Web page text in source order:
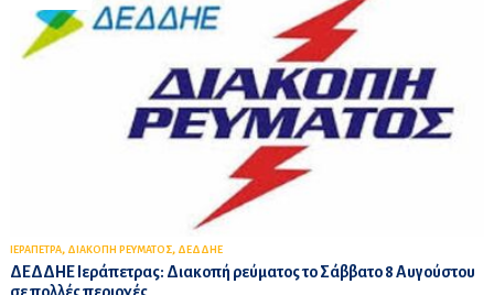
ΙΕΡΑΠΕΤΡΑ, ΔΙΑΚΟΠΗ ΡΕΥΜΑΤΟΣ, ΔΕΔΔΗΕ
ΔΕΔΔΗΕ Ιεράπετρας: Διακοπή ρεύματος το Σάββατο 8 Αυγούστου